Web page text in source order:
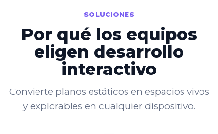
SOLUCIONES
Por qué los equipos
eligen desarrollo
interactivo
Convierte planos estáticos en espacios vivos
y explorables en cualquier dispositivo.